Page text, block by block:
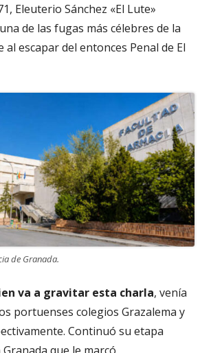
Eleuterio Sánchez «El Lute»
de las fugas más célebres de la
escapar del entonces Penal de El
de Granada.
va a gravitar esta charla, venía
portuenses colegios Grazalema y
Continuó su etapa